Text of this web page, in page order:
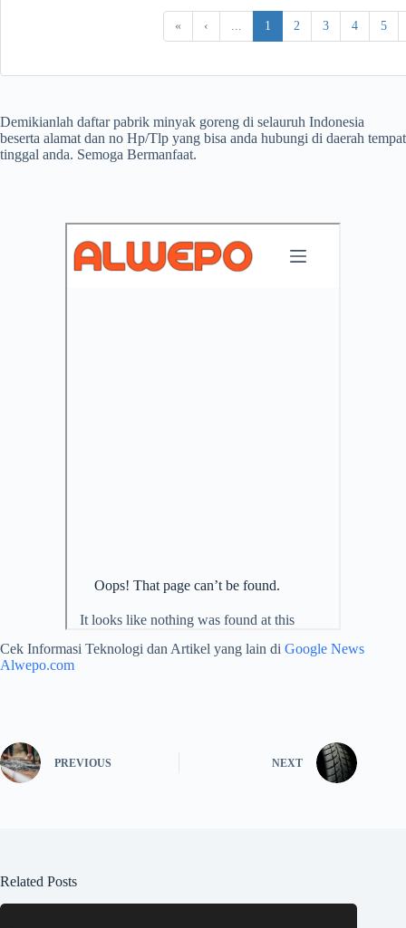
« ‹ 1 2 3 4 5
Demikianlah daftar pabrik minyak goreng di selauruh Indonesia
beserta alamat dan no Hp/Tlp yang bisa anda hubungi di daerah tempat
tinggal anda. Semoga Bermanfaat.
Cek Informasi Teknologi dan Artikel yang lain di Google News
Alwepo.com
PREVIOUS NEXT
Related Posts